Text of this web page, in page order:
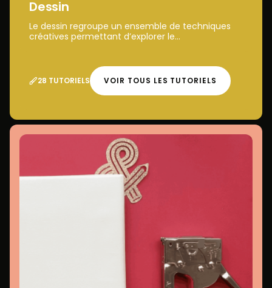
Dessin
Le dessin regroupe un ensemble de techniques
créatives permettant d’explorer le...
28 TUTORIELS VOIR TOUS LES TUTORIELS